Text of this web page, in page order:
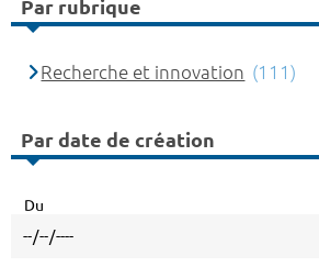
Par rubrique
Recherche et innovation (111)
Par date de création
Du